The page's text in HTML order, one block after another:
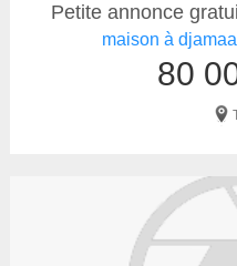
Petite annonce
maison à
80